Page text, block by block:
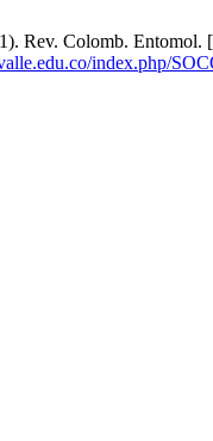
Rev. Colomb. Entomol.
index.php/